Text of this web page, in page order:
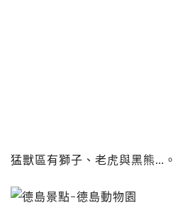
猛獸區有獅子、老虎與黑熊…。